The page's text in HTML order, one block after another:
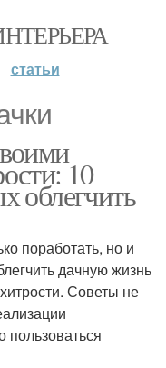
статьи
10
облегчить
поработать, но и
дачную жизнь
Советы не